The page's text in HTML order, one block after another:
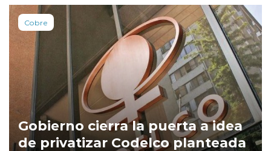
Cobre
Gobierno cierra la puerta a idea
de privatizar Codelco planteada